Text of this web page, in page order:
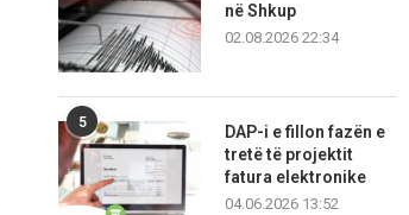
në Shkup
02.08.2026 22:34
5
DAP-i e fillon fazën e
tretë të projektit
fatura elektronike
04.06.2026 13:52